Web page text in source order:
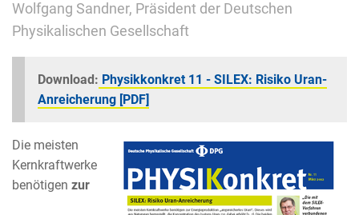
Wolfgang Sandner, Präsident der Deutschen
Physikalischen Gesellschaft
Download: Physikkonkret 11 - SILEX: Risiko Uran-
Anreicherung [PDF]
Die meisten
Kernkraftwerke
benötigen zur